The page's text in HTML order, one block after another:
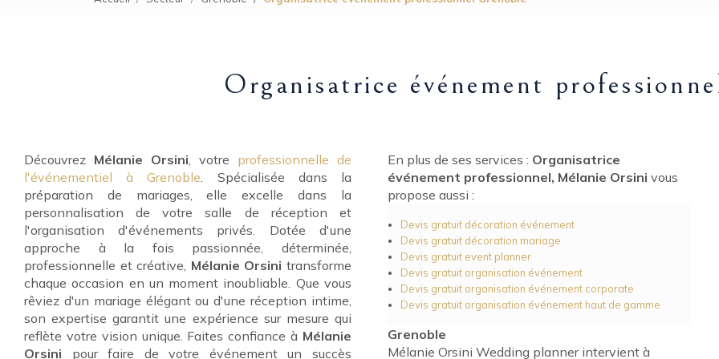
Organisatrice événement
Découvrez Mélanie Orsini, votre professionnelle de
l'événementiel à Grenoble. Spécialisée dans la
préparation de mariages, elle excelle dans la
personnalisation de votre salle de réception et
l'organisation d'événements privés. Dotée d'une
approche à la fois passionnée, déterminée,
professionnelle et créative, Mélanie Orsini transforme
chaque occasion en un moment inoubliable. Que vous
rêviez d'un mariage élégant ou d'une réception intime,
son expertise garantit une expérience sur mesure qui
reflète votre vision unique. Faites confiance à Mélanie
Orsini pour faire de votre événement un succès
En plus de ses services : Organisatrice
événement professionnel, Mélanie Orsini vous
propose aussi :
Devis gratuit décoration événement
Devis gratuit décoration mariage
Devis gratuit event planner
Devis gratuit organisation événement
Devis gratuit organisation événement corporate
Devis gratuit organisation événement haut de gamme
Grenoble
Mélanie Orsini Wedding planner intervient à